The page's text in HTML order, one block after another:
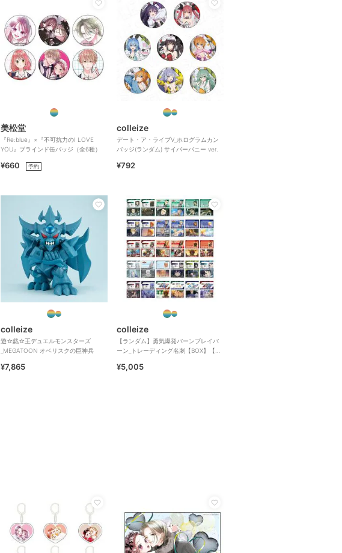
美松堂
『Re:blue』×『不可抗力のI LOVE
YOU』ブラインド缶バッジ（全6種）
¥660 予約
colleize
デート・ア・ライブV_ホログラムカン
バッジ(ランダム) サイバーバニー ver.
¥792
colleize
遊☆戯☆王デュエルモンスターズ
_MEGATOON オベリスクの巨神兵
¥7,865
colleize
【ランダム】勇気爆発バーンブレイバ
ーン_トレーディング名刺【BOX】【コ
¥5,005